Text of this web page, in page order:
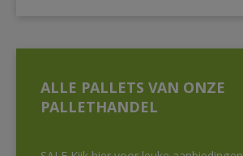
ALLE PALLETS VAN ONZE
PALLETHANDEL